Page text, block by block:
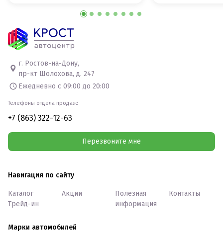
г. Ростов-на-Дону,
пр-кт Шолохова, д. 247
Ежедневно с 09:00 до 20:00
Телефоны отдела продаж:
+7 (863) 322-12-63
Перезвоните мне
Навигация по сайту
Каталог
Трейд-ин
Акции
Полезная
информация
Контакты
Марки автомобилей